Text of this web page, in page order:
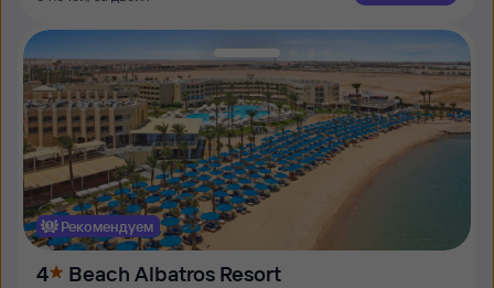
Рекомендуем
4 Beach Albatros Resort